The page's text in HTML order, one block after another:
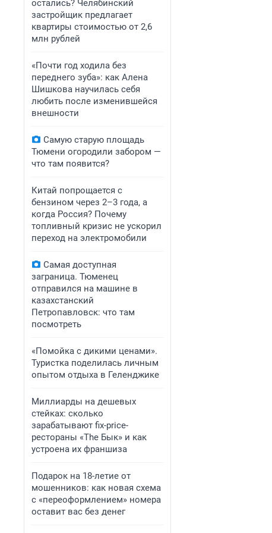
остались? Челябинский
застройщик предлагает
квартиры стоимостью от 2,6
млн рублей
«Почти год ходила без
переднего зуба»: как Алена
Шишкова научилась себя
любить после изменившейся
внешности
Самую старую площадь
Тюмени огородили забором —
что там появится?
Китай попрощается с
бензином через 2–3 года, а
когда Россия? Почему
топливный кризис не ускорил
переход на электромобили
Самая доступная
заграница. Тюменец
отправился на машине в
казахстанский
Петропавловск: что там
посмотреть
«Помойка с дикими ценами».
Туристка поделилась личным
опытом отдыха в Геленджике
Миллиарды на дешевых
стейках: сколько
зарабатывают fix-price-
рестораны «The Бык» и как
устроена их франшиза
Подарок на 18-летие от
мошенников: как новая схема
с «переоформлением» номера
оставит вас без денег